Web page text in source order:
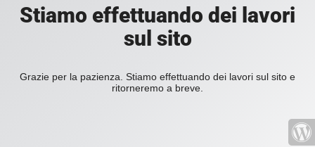
Stiamo effettuando dei lavori
sul sito
Grazie per la pazienza. Stiamo effettuando dei lavori sul sito e
ritorneremo a breve.